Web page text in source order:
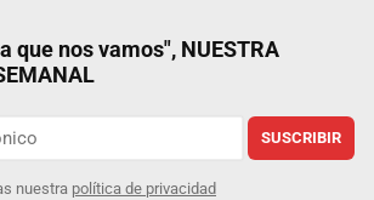
que nos vamos", NUESTRA
SUSCRIBIR
nuestra política de privacidad